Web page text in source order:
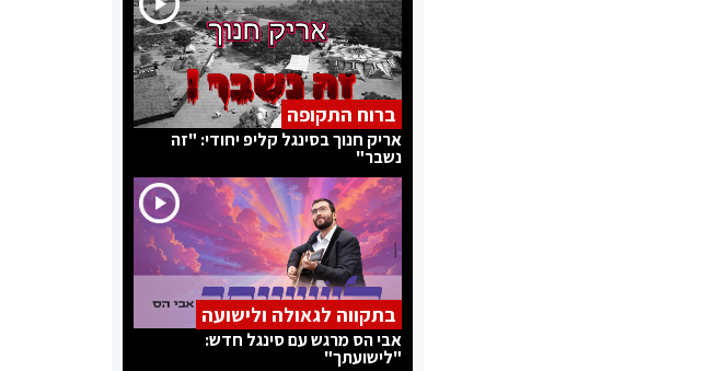
ברוח התקופה
אריק חנוך בסינגל קליפ יחודי: "זה
נשבר"
בתקווה לגאולה ולישועה
אבי הס מרגש עם סינגל חדש:
"לישועתך"